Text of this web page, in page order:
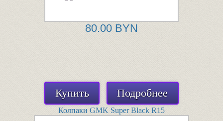
80.00 BYN
Купить Подробнее
Колпаки GMK Super Black R15